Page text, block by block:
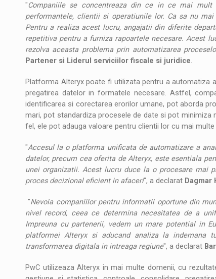
"Companiile se concentreaza din ce in ce mai
performantele, clientii si operatiunile lor. Ca sa nu
Pentru a realiza acest lucru, angajatii din diferite
repetitiva pentru a furniza rapoartele necesare. Acest
rezolva aceasta problema prin automatizarea
Partener si Liderul serviciilor fiscale si juridice.
Platforma Alteryx poate fi utilizata pentru a automatiza
pregatirea datelor in formatele necesare. Astfel,
identificarea si corectarea erorilor umane, pot aborda
mari, pot standardiza procesele de date si pot minimiza
fel, ele pot adauga valoare pentru clientii lor cu mai
"Accesul la o platforma unificata de automatizare a
datelor, precum cea oferita de Alteryx, este esentiala
unei organizatii. Acest lucru duce la o procesare mai
proces decizional eficient in afaceri", a declarat Dagmar
"Nevoia companiilor pentru informatii oportune din
nivel record, ceea ce determina necesitatea de a
Impreuna cu partenerii, vedem un mare potential in
platformei Alteryx si aducand analiza la indemana
transformarea digitala in intreaga regiune", a declarat
PwC utilizeaza Alteryx in mai multe domenii, cu